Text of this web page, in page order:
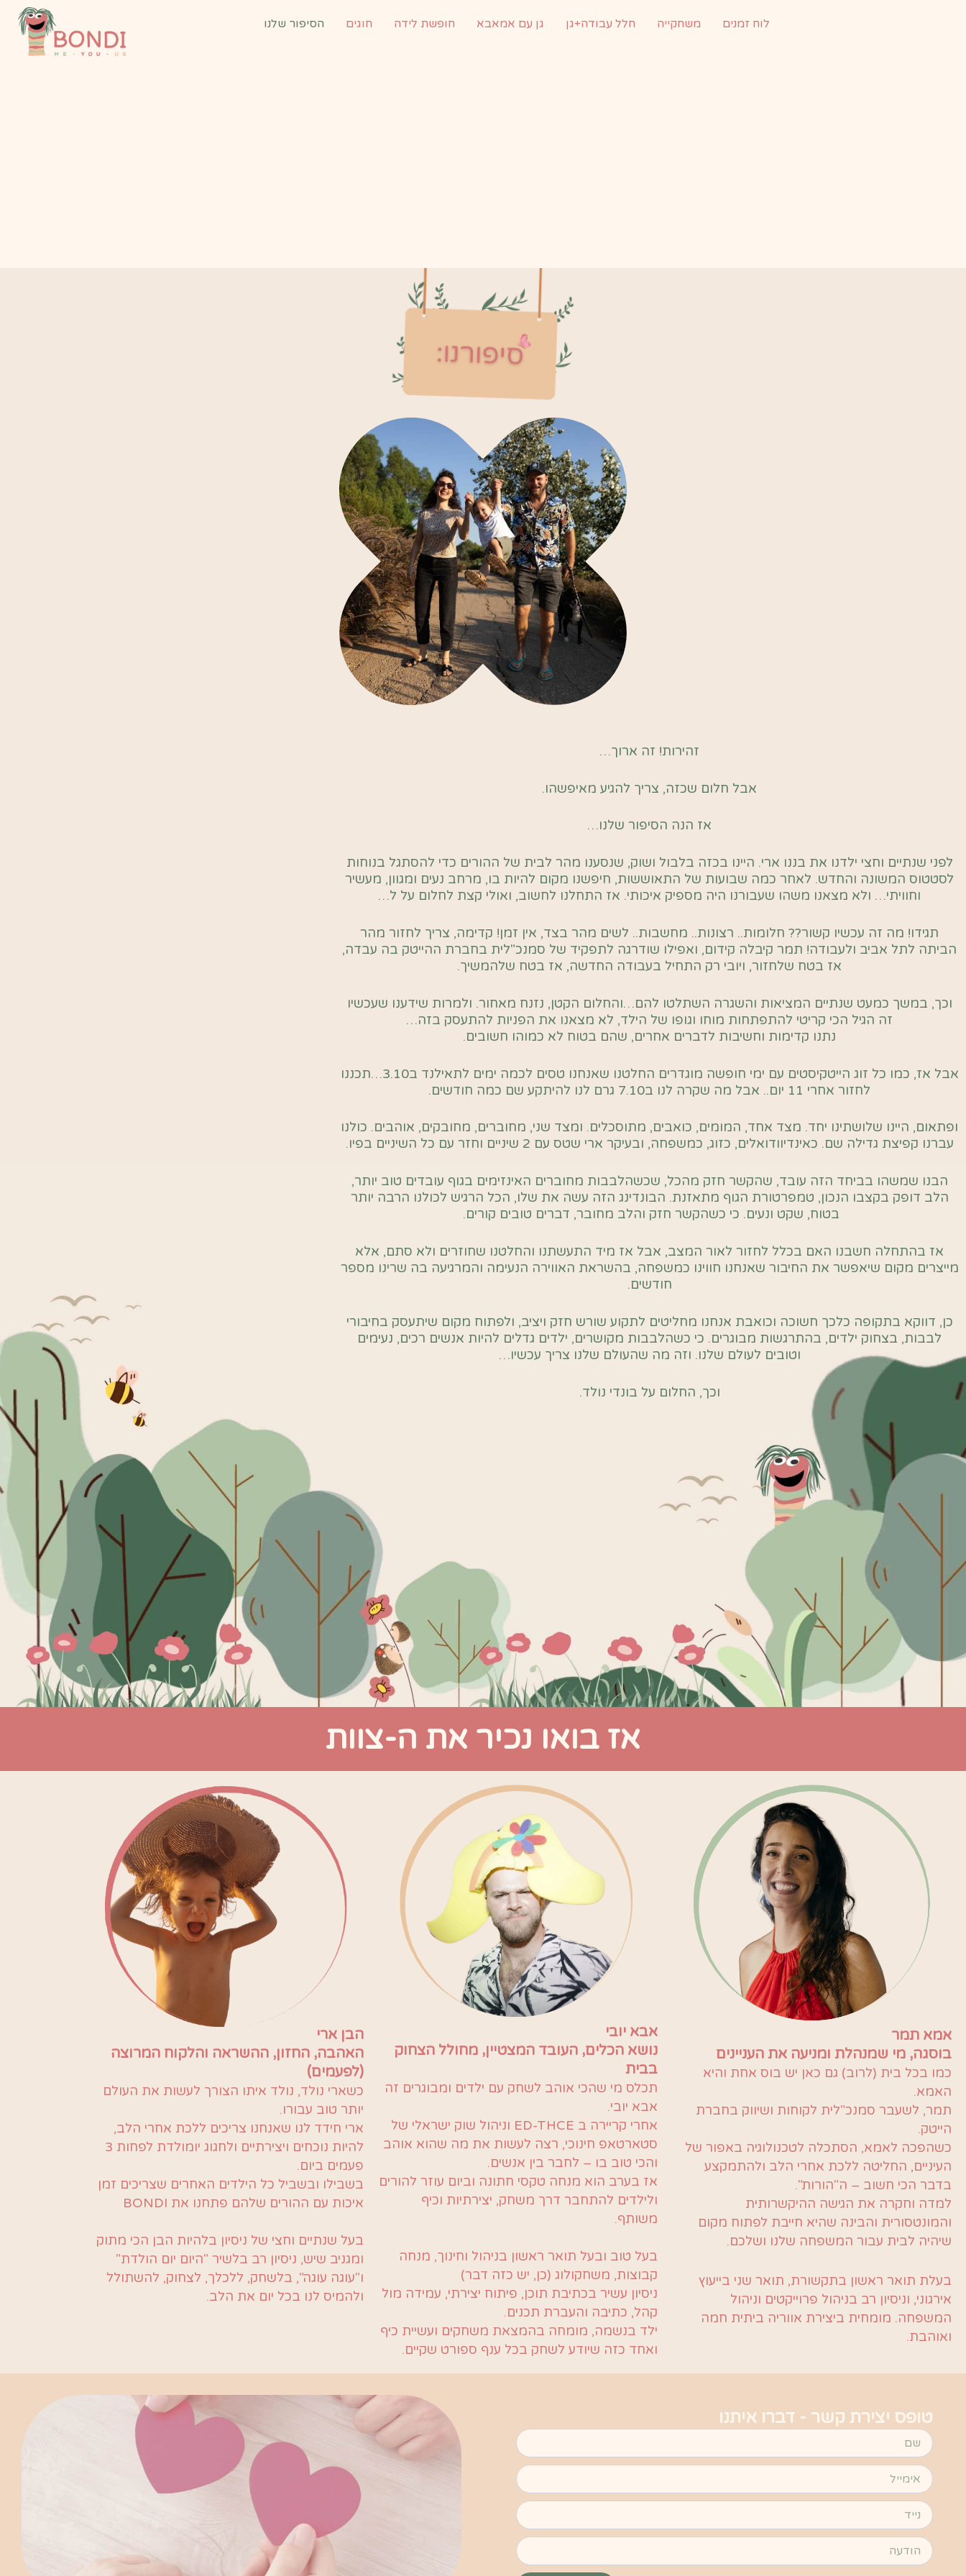
לוח זמנים משחקייה חלל עבודה+גן גן עם אמאבא חופשת לידה חוגים הסיפור שלנו
זהירות! זה ארוך…
אבל חלום שכזה, צריך להגיע מאיפשהו.
אז הנה הסיפור שלנו…
לפני שנתיים וחצי ילדנו את בננו ארי. היינו בכזה בלבול ושוק, שנסענו מהר לבית של ההורים כדי להסתגל בנוחות
לסטטוס המשונה והחדש. לאחר כמה שבועות של התאוששות, חיפשנו מקום להיות בו, מרחב נעים ומגוון, מעשיר
וחוויתי… ולא מצאנו משהו שעבורנו היה מספיק איכותי. אז התחלנו לחשוב, ואולי קצת לחלום על ל…
תגידו! מה זה עכשיו קשור?? חלומות.. רצונות.. מחשבות.. לשים מהר בצד, אין זמן! קדימה, צריך לחזור מהר
הביתה לתל אביב ולעבודה! תמר קיבלה קידום, ואפילו שודרגה לתפקיד של סמנכ"לית בחברת ההייטק בה עבדה,
אז בטח שלחזור, ויובי רק התחיל בעבודה החדשה, אז בטח שלהמשיך.
וכך, במשך כמעט שנתיים המציאות והשגרה השתלטו להם…והחלום הקטן, נזנח מאחור. ולמרות שידענו שעכשיו
זה הגיל הכי קריטי להתפתחות מוחו וגופו של הילד, לא מצאנו את הפניות להתעסק בזה…
נתנו קדימות וחשיבות לדברים אחרים, שהם בטוח לא כמוהו חשובים.
אבל אז, כמו כל זוג הייטקיסטים עם ימי חופשה מוגדרים החלטנו שאנחנו טסים לכמה ימים לתאילנד ב3.10…תכננו
לחזור אחרי 11 יום.. אבל מה שקרה לנו ב7.10 גרם לנו להיתקע שם כמה חודשים.
ופתאום, היינו שלושתינו יחד. מצד אחד, המומים, כואבים, מתוסכלים. ומצד שני, מחוברים, מחובקים, אוהבים. כולנו
עברנו קפיצת גדילה שם. כאינדיוודואלים, כזוג, כמשפחה, ובעיקר ארי שטס עם 2 שיניים וחזר עם כל השיניים בפיו.
הבנו שמשהו בביחד הזה עובד, שהקשר חזק מהכל, שכשהלבבות מחוברים האינזימים בגוף עובדים טוב יותר,
הלב דופק בקצבו הנכון, טמפרטורת הגוף מתאזנת. הבונדינג הזה עשה את שלו, הכל הרגיש לכולנו הרבה יותר
בטוח, שקט ונעים. כי כשהקשר חזק והלב מחובר, דברים טובים קורים.
אז בהתחלה חשבנו האם בכלל לחזור לאור המצב, אבל אז מיד התעשתנו והחלטנו שחוזרים ולא סתם, אלא
מייצרים מקום שיאפשר את החיבור שאנחנו חווינו כמשפחה, בהשראת האווירה הנעימה והמרגיעה בה שרינו מספר
חודשים.
כן, דווקא בתקופה כלכך חשוכה וכואבת אנחנו מחליטים לתקוע שורש חזק ויציב, ולפתוח מקום שיתעסק בחיבורי
לבבות, בצחוק ילדים, בהתרגשות מבוגרים. כי כשהלבבות מקושרים, ילדים גדלים להיות אנשים רכים, נעימים
וטובים לעולם שלנו. וזה מה שהעולם שלנו צריך עכשיו…
וכך, החלום על בונדי נולד.
אז בואו נכיר את ה-צוות
אמא תמר
בוסגה, מי שמנהלת ומניעה את העניינים
כמו בכל בית (לרוב) גם כאן יש בוס אחת והיא
האמא.
תמר, לשעבר סמנכ"לית לקוחות ושיווק בחברת
הייטק.
כשהפכה לאמא, הסתכלה לטכנולוגיה באפור של
העיניים, החליטה ללכת אחרי הלב ולהתמקצע
בדבר הכי חשוב – ה"הורות".
למדה וחקרה את הגישה ההיקשרותית
והמונטסורית והבינה שהיא חייבת לפתוח מקום
שיהיה לבית עבור המשפחה שלנו ושלכם.
בעלת תואר ראשון בתקשורת, תואר שני בייעוץ
אירגוני, וניסיון רב בניהול פרוייקטים וניהול
המשפחה. מומחית ביצירת אווריה ביתית חמה
ואוהבת.
אבא יובי
נושא הכלים, העובד המצטיין, מחולל הצחוק
בבית
תכלס מי שהכי אוהב לשחק עם ילדים ומבוגרים זה
אבא יובי.
אחרי קריירה ב ED-THCE וניהול שוק ישראלי של
סטארטאפ חינוכי, רצה לעשות את מה שהוא אוהב
והכי טוב בו – לחבר בין אנשים.
אז בערב הוא מנחה טקסי חתונה וביום עוזר להורים
ולילדים להתחבר דרך משחק, יצירתיות וכיף
משותף.
בעל טוב ובעל תואר ראשון בניהול וחינוך, מנחה
קבוצות, משחקולוג (כן, יש כזה דבר)
ניסיון עשיר בכתיבת תוכן, פיתוח יצירתי, עמידה מול
קהל, כתיבה והעברת תכנים.
ילד בנשמה, מומחה בהמצאת משחקים ועשיית כיף
ואחד כזה שיודע לשחק בכל ענף ספורט שקיים.
הבן ארי
האהבה, החזון, ההשראה והלקוח המרוצה
(לפעמים)
כשארי נולד, נולד איתו הצורך לעשות את העולם
יותר טוב עבורו.
ארי חידד לנו שאנחנו צריכים ללכת אחרי הלב,
להיות נוכחים ויצירתיים ולחגוג יומולדת לפחות 3
פעמים ביום.
בשבילו ובשביל כל הילדים האחרים שצריכים זמן
איכות עם ההורים שלהם פתחנו את BONDI
בעל שנתיים וחצי של ניסיון בלהיות הבן הכי מתוק
ומגניב שיש, ניסיון רב בלשיר "היום יום הולדת"
ו"עוגה עוגה", בלשחק, ללכלך, לצחוק, להשתולל
ולהמיס לנו בכל יום את הלב.
טופס יצירת קשר - דברו איתנו
שם
אימייל
נייד
הודעה